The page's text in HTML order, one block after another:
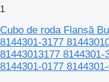
1
Cubo de roda Flanșă
8144301-3177
81443013177 8144301-
8144301-0177